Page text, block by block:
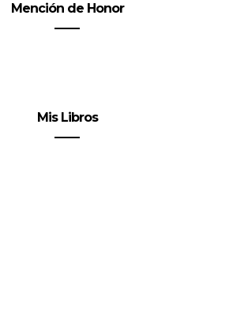
Mención de Honor
Mis Libros